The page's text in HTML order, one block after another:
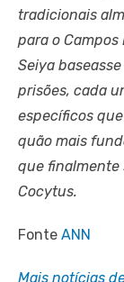
tradicionais
para o Campos
Seiya
prisões, cada
específicos
quão mais
que finalmente
Cocytus.
Fonte ANN
Mais notícias